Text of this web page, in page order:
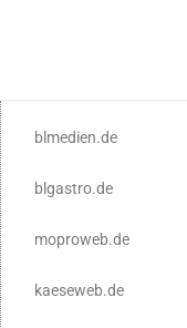
blmedien.de
blgastro.de
moproweb.de
kaeseweb.de